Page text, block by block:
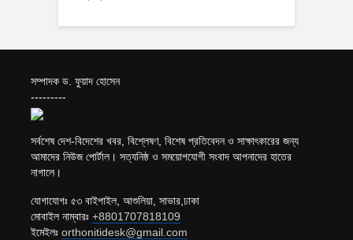
সম্পাদক ড. ফুয়াদ হোসেন
---------
সর্বশেষ দেশ-বিদেশের খবর, বিশ্লেষণ, বিশেষ প্রতিবেদন ও সাক্ষাৎকারের জন্য
আমাদের নিউজ পোর্টাল। সত্যনিষ্ঠ ও সময়োপযোগী সংবাদ আপনাদের হাতের
নাগালে।
যোগাযোগঃ ৫৩ বাইপাইল, আশুলিয়া, সাভার,ঢাকা
মোবাইল নাম্বারঃ +8801707818109
ইমেইলঃ orthonitidesk@gmail.com